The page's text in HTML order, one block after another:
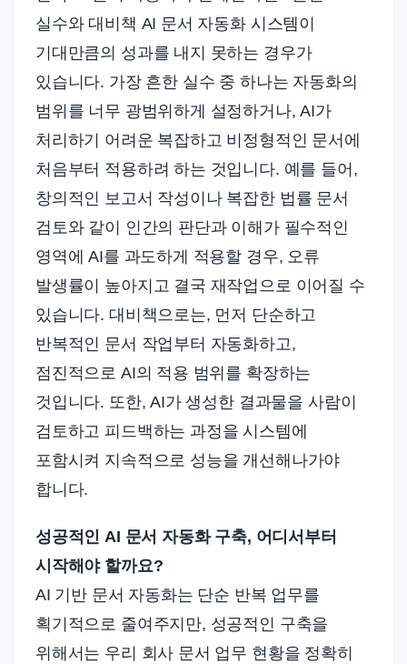
실수와 대비책 AI 문서 자동화 시스템이
기대만큼의 성과를 내지 못하는 경우가
있습니다. 가장 흔한 실수 중 하나는 자동화의
범위를 너무 광범위하게 설정하거나, AI가
처리하기 어려운 복잡하고 비정형적인 문서에
처음부터 적용하려 하는 것입니다. 예를 들어,
창의적인 보고서 작성이나 복잡한 법률 문서
검토와 같이 인간의 판단과 이해가 필수적인
영역에 AI를 과도하게 적용할 경우, 오류
발생률이 높아지고 결국 재작업으로 이어질 수
있습니다. 대비책으로는, 먼저 단순하고
반복적인 문서 작업부터 자동화하고,
점진적으로 AI의 적용 범위를 확장하는
것입니다. 또한, AI가 생성한 결과물을 사람이
검토하고 피드백하는 과정을 시스템에
포함시켜 지속적으로 성능을 개선해나가야
합니다.
성공적인 AI 문서 자동화 구축, 어디서부터
시작해야 할까요?
AI 기반 문서 자동화는 단순 반복 업무를
획기적으로 줄여주지만, 성공적인 구축을
위해서는 우리 회사 문서 업무 현황을 정확히